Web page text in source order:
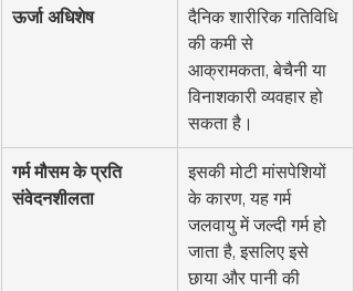
ऊर्जा अधिशेष
दैनिक शारीरिक गतिविधि
की कमी से
आक्रामकता, बेचैनी या
विनाशकारी व्यवहार हो
सकता है।
गर्म मौसम के प्रति
संवेदनशीलता
इसकी मोटी मांसपेशियों
के कारण, यह गर्म
जलवायु में जल्दी गर्म हो
जाता है, इसलिए इसे
छाया और पानी की